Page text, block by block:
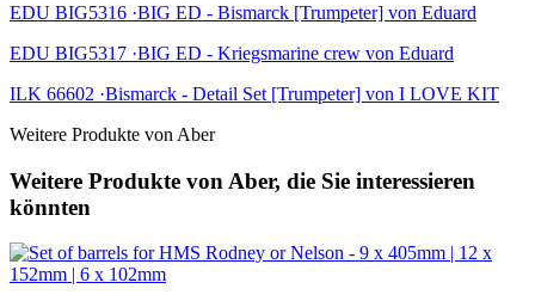
EDU BIG5316 ·BIG ED - Bismarck [Trumpeter] von Eduard
EDU BIG5317 ·BIG ED - Kriegsmarine crew von Eduard
ILK 66602 ·Bismarck - Detail Set [Trumpeter] von I LOVE KIT
Weitere Produkte von Aber
Weitere Produkte von Aber, die Sie interessieren
könnten